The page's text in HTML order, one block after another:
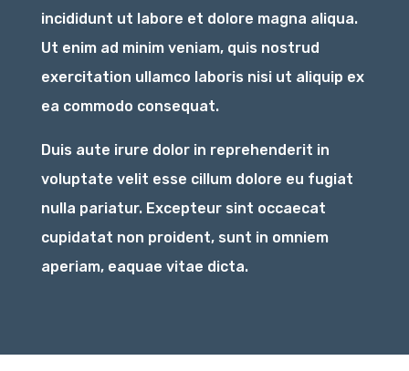
incididunt ut labore et dolore magna aliqua.
Ut enim ad minim veniam, quis nostrud
exercitation ullamco laboris nisi ut aliquip ex
ea commodo consequat.
Duis aute irure dolor in reprehenderit in
voluptate velit esse cillum dolore eu fugiat
nulla pariatur. Excepteur sint occaecat
cupidatat non proident, sunt in omniem
aperiam, eaquae vitae dicta.